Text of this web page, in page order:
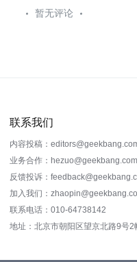
暂无评论
联系我们
内容投稿：
业务合作：hezuo@geekbang.com
反馈投诉：
加入我们：
联系电话：010-64738142
地址：北京市朝阳区望京北路9号2